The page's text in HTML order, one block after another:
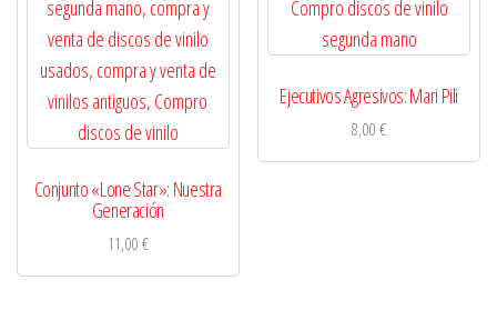
Conjunto «Lone Star»: Nuestra
Generación
11,00€
Ejecutivos Agresivos: Mari Pili
8,00€